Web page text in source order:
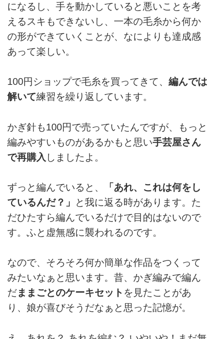
になるし、手を動かしていると悪いことを考
えるスキもできないし、一本の毛糸から何か
の形ができていくことが、なによりも達成感
あって楽しい。
100円ショップで毛糸を買ってきて、 編んでは
解いて練習を繰り返しています。
かぎ針も100円で売っていたんですが、もっと
編みやすいものがあるかもと思い手芸屋さん
で再購入 しましたよ。
ずっと編んでいると、
「あれ、これは何をし
ているんだ？」
と我に返る時があります。た
だひたすら編んでいるだけで目的はないので
す。ふと虚無感に襲われるのです。
なので、そろそろ何か簡単な作品をつくって
みたいなぁと思います。昔、かぎ編みで編ん
だままごとのケーキセット を見たことがあ
り、娘が喜びそうだなぁと思った記憶が。